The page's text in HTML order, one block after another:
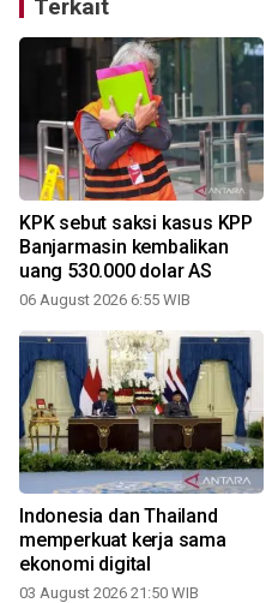
Terkait
KPK sebut saksi kasus KPP
Banjarmasin kembalikan
uang 530.000 dolar AS
06 August 2026 6:55 WIB
Indonesia dan Thailand
memperkuat kerja sama
ekonomi digital
03 August 2026 21:50 WIB